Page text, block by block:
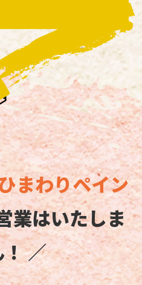
まわりペイン
業はいたしま
／